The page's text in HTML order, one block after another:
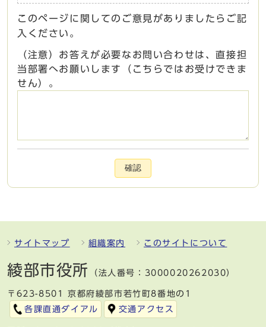
このページに関してのご意見がありましたらご記
入ください。
（注意）お答えが必要なお問い合わせは、直接担
当部署へお願いします（こちらではお受けできま
せん）。
確認
サイトマップ 組織案内 このサイトについて
綾部市役所 （法人番号：3000020262030）
〒623-8501 京都府綾部市若竹町8番地の1
各課直通ダイアル
交通アクセス